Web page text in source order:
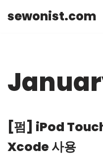
sewonist.com
[펌] iPod
Xcode 사용